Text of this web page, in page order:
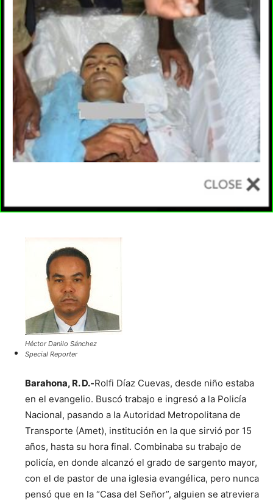
Héctor Danilo Sánchez
Special Reporter
Barahona, R. D.-Rolfi Díaz Cuevas, desde niño estaba
en el evangelio. Buscó trabajo e ingresó a la Policía
Nacional, pasando a la Autoridad Metropolitana de
Transporte (Amet), institución en la que sirvió por 15
años, hasta su hora final. Combinaba su trabajo de
policía, en donde alcanzó el grado de sargento mayor,
con el de pastor de una iglesia evangélica, pero nunca
pensó que en la “Casa del Señor”, alguien se atreviera